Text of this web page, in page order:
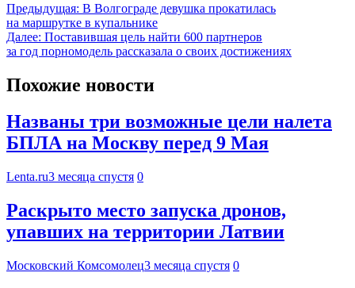
Предыдущая: В Волгограде девушка прокатилась
на маршрутке в купальнике
Далее: Поставившая цель найти 600 партнеров
за год порномодель рассказала о своих достижениях
Похожие новости
Названы три возможные цели налета
БПЛА на Москву перед 9 Мая
Lenta.ru3 месяца спустя 0
Раскрыто место запуска дронов,
упавших на территории Латвии
Московский Комсомолец3 месяца спустя 0